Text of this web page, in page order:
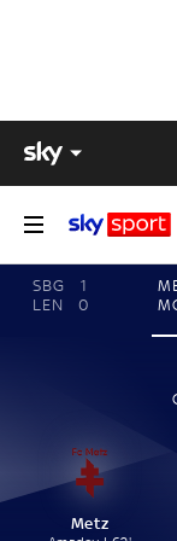
SBG
1
LEN
0
Metz